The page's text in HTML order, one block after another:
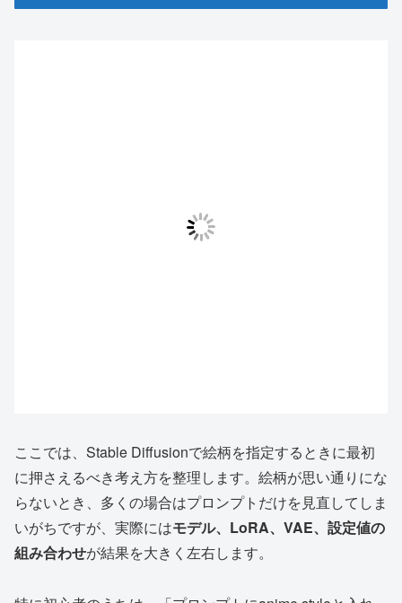
ここでは、Stable Diffusionで絵柄を指定するときに最初
に押さえるべき考え方を整理します。絵柄が思い通りにな
らないとき、多くの場合はプロンプトだけを見直してしま
いがちですが、実際にはモデル、LoRA、VAE、設定値の
組み合わせが結果を大きく左右します。